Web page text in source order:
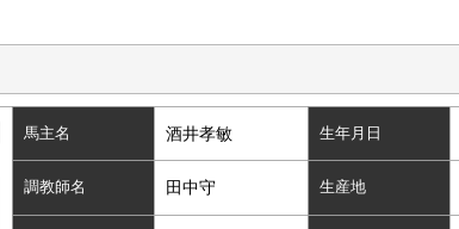
馬主名 酒井孝敏 生年月日
調教師名 田中守 生産地